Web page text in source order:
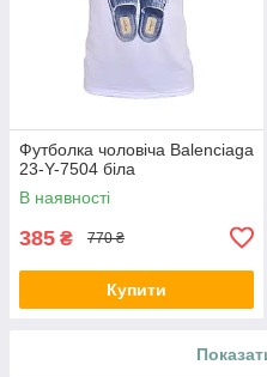
Футболка чоловіча Balenciaga
23-Y-7504 біла
В наявності
385 ₴ 770 ₴
Купити